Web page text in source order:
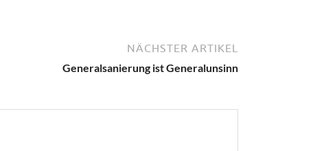
NÄCHSTER ARTIKEL
Generalsanierung ist Generalunsinn